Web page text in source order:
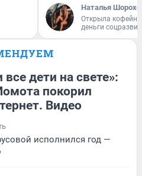
Наталья
Открыла
деньги
дети на свете»:
покорил
Видео
исполнился год —